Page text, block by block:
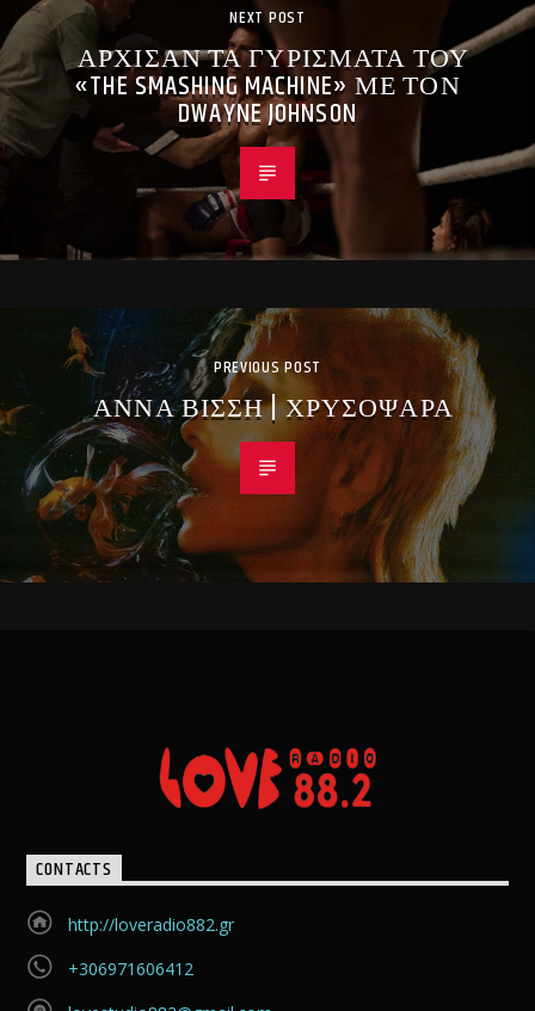
NEXT POST
ΑΡΧΙΣΑΝ ΤΑ ΓΥΡΙΣΜΑΤΑ ΤΟΥ
«THE SMASHING MACHINE» ΜΕ ΤΟΝ
DWAYNE JOHNSON
PREVIOUS POST
ΑΝΝΑ ΒΙΣΣΗ | ΧΡΥΣΟΨΑΡΑ
CONTACTS
http://loveradio882.gr
+306971606412